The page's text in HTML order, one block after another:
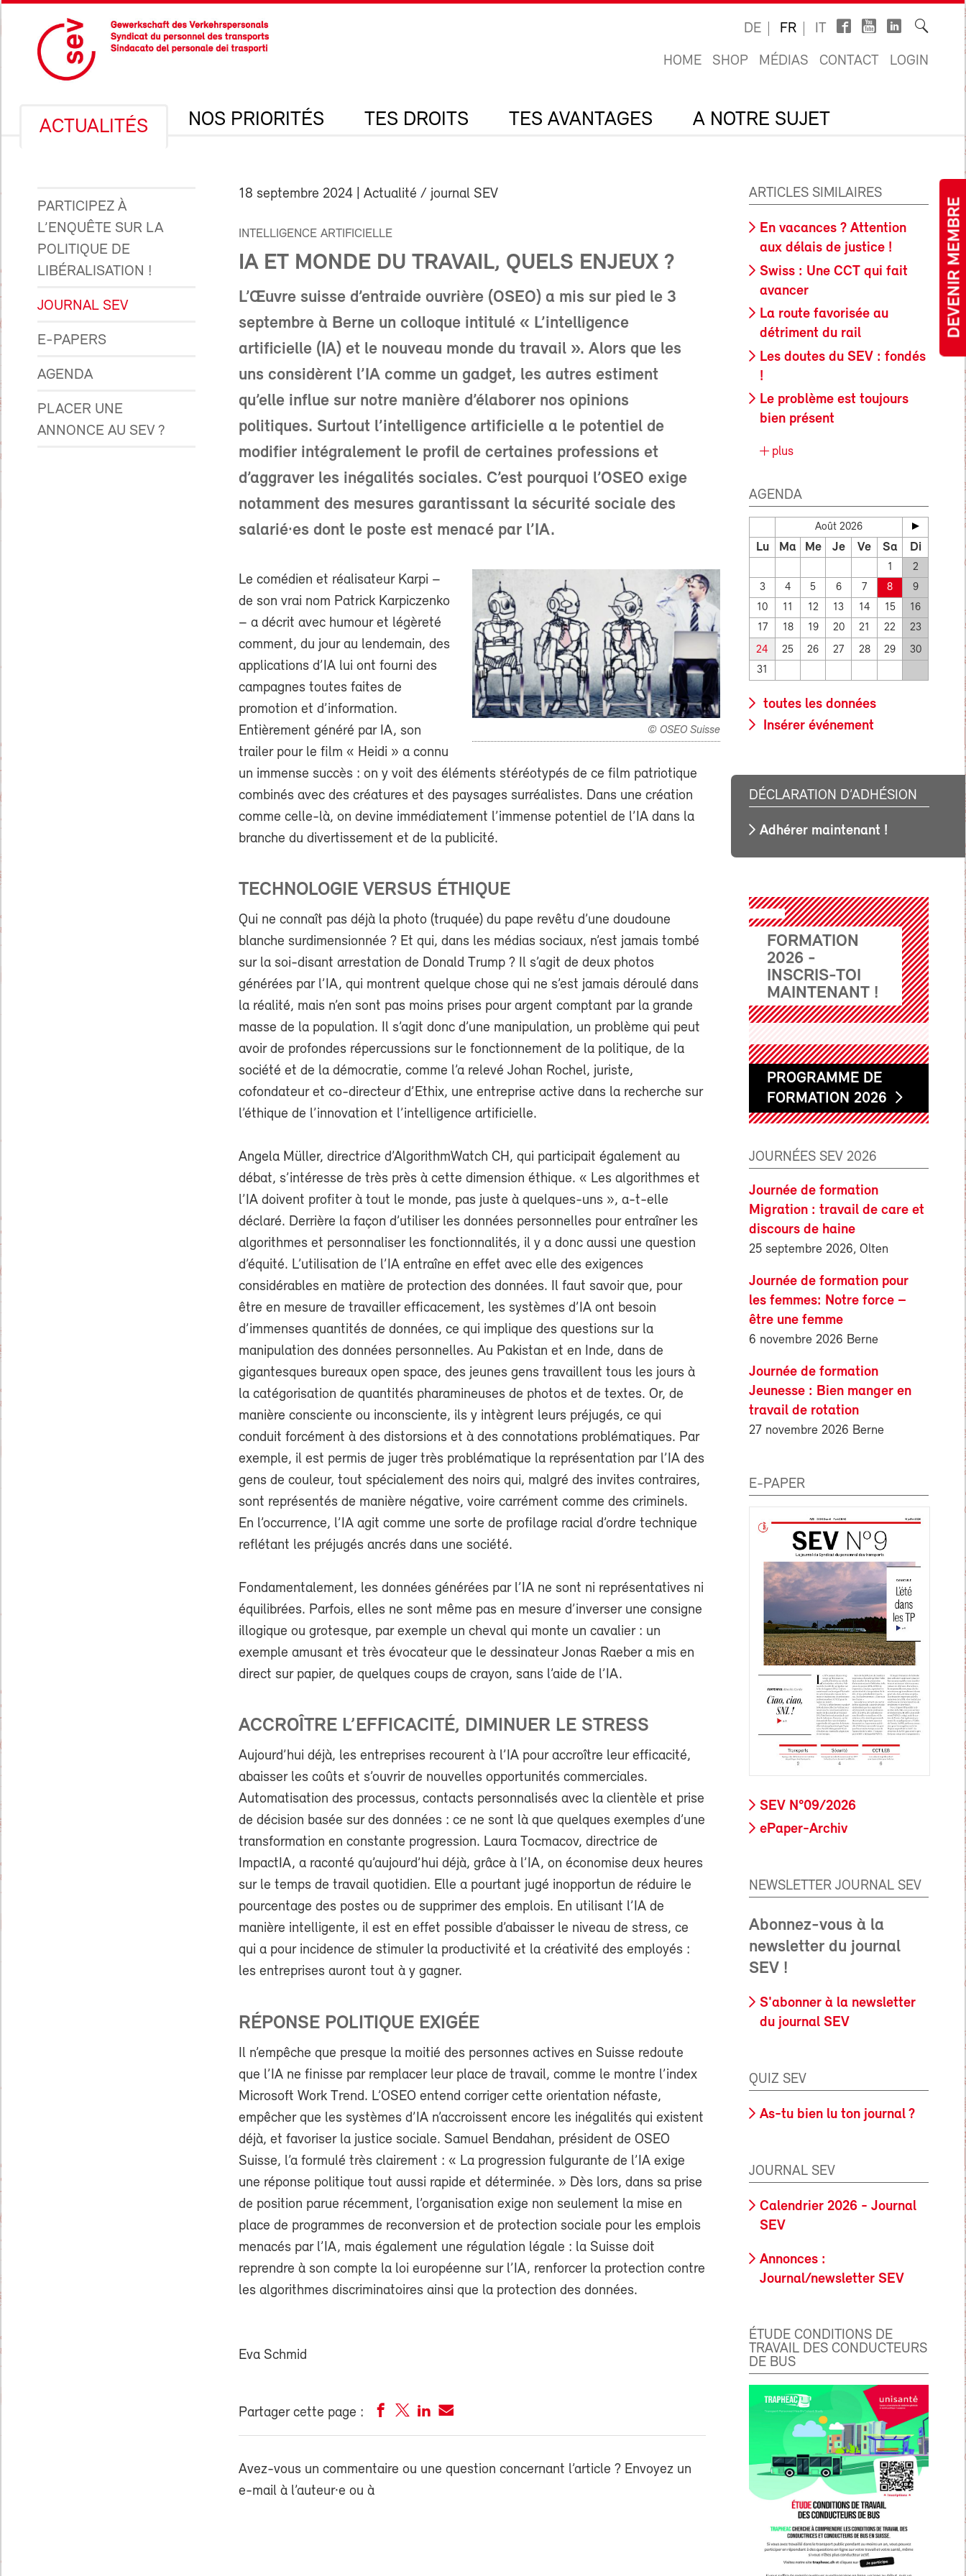
DEVENIR MEMBRE
DE FR IT
HOME SHOP MÉDIAS CONTACT LOGIN
ACTUALITÉS NOS PRIORITÉS TES DROITS TES AVANTAGES A NOTRE SUJET
PARTICIPEZ À
L’ENQUÊTE SUR LA
POLITIQUE DE
LIBÉRALISATION !
JOURNAL SEV
E-PAPERS
AGENDA
PLACER UNE
ANNONCE AU SEV ?
18 septembre 2024 | Actualité / journal SEV
INTELLIGENCE ARTIFICIELLE
IA ET MONDE DU TRAVAIL, QUELS ENJEUX ?
L’Œuvre suisse d’entraide ouvrière (OSEO) a mis sur pied le 3
septembre à Berne un colloque intitulé « L’intelligence
artificielle (IA) et le nouveau monde du travail ». Alors que les
uns considèrent l’IA comme un gadget, les autres estiment
qu’elle influe sur notre manière d’élaborer nos opinions
politiques. Surtout l’intelligence artificielle a le potentiel de
modifier intégralement le profil de certaines professions et
d’aggraver les inégalités sociales. C’est pourquoi l’OSEO exige
notamment des mesures garantissant la sécurité sociale des
salarié·es dont le poste est menacé par l’IA.
© OSEO Suisse
Le comédien et réalisateur Karpi –
de son vrai nom Patrick Karpiczenko
– a décrit avec humour et légèreté
comment, du jour au lendemain, des
applications d’IA lui ont fourni des
campagnes toutes faites de
promotion et d’information.
Entièrement généré par IA, son
trailer pour le film « Heidi » a connu
un immense succès : on y voit des éléments stéréotypés de ce film patriotique
combinés avec des créatures et des paysages surréalistes. Dans une création
comme celle-là, on devine immédiatement l’immense potentiel de l’IA dans la
branche du divertissement et de la publicité.
TECHNOLOGIE VERSUS ÉTHIQUE
Qui ne connaît pas déjà la photo (truquée) du pape revêtu d’une doudoune
blanche surdimensionnée ? Et qui, dans les médias sociaux, n’est jamais tombé
sur la soi-disant arrestation de Donald Trump ? Il s’agit de deux photos
générées par l’IA, qui montrent quelque chose qui ne s’est jamais déroulé dans
la réalité, mais n’en sont pas moins prises pour argent comptant par la grande
masse de la population. Il s’agit donc d’une manipulation, un problème qui peut
avoir de profondes répercussions sur le fonctionnement de la politique, de la
société et de la démocratie, comme l’a relevé Johan Rochel, juriste,
cofondateur et co-directeur d’Ethix, une entreprise active dans la recherche sur
l’éthique de l’innovation et l’intelligence artificielle.
Angela Müller, directrice d’AlgorithmWatch CH, qui participait également au
débat, s’intéresse de très près à cette dimension éthique. « Les algorithmes et
l’IA doivent profiter à tout le monde, pas juste à quelques-uns », a-t-elle
déclaré. Derrière la façon d’utiliser les données personnelles pour entraîner les
algorithmes et personnaliser les fonctionnalités, il y a donc aussi une question
d’équité. L’utilisation de l’IA entraîne en effet avec elle des exigences
considérables en matière de protection des données. Il faut savoir que, pour
être en mesure de travailler efficacement, les systèmes d’IA ont besoin
d’immenses quantités de données, ce qui implique des questions sur la
manipulation des données personnelles. Au Pakistan et en Inde, dans de
gigantesques bureaux open space, des jeunes gens travaillent tous les jours à
la catégorisation de quantités pharamineuses de photos et de textes. Or, de
manière consciente ou inconsciente, ils y intègrent leurs préjugés, ce qui
conduit forcément à des distorsions et à des connotations problématiques. Par
exemple, il est permis de juger très problématique la représentation par l’IA des
gens de couleur, tout spécialement des noirs qui, malgré des invites contraires,
sont représentés de manière négative, voire carrément comme des criminels.
En l’occurrence, l’IA agit comme une sorte de profilage racial d’ordre technique
reflétant les préjugés ancrés dans une société.
Fondamentalement, les données générées par l’IA ne sont ni représentatives ni
équilibrées. Parfois, elles ne sont même pas en mesure d’inverser une consigne
illogique ou grotesque, par exemple un cheval qui monte un cavalier : un
exemple amusant et très évocateur que le dessinateur Jonas Raeber a mis en
direct sur papier, de quelques coups de crayon, sans l’aide de l’IA.
ACCROÎTRE L’EFFICACITÉ, DIMINUER LE STRESS
Aujourd’hui déjà, les entreprises recourent à l’IA pour accroître leur efficacité,
abaisser les coûts et s’ouvrir de nouvelles opportunités commerciales.
Automatisation des processus, contacts personnalisés avec la clientèle et prise
de décision basée sur des données : ce ne sont là que quelques exemples d’une
transformation en constante progression. Laura Tocmacov, directrice de
ImpactIA, a raconté qu’aujourd’hui déjà, grâce à l’IA, on économise deux heures
sur le temps de travail quotidien. Elle a pourtant jugé inopportun de réduire le
pourcentage des postes ou de supprimer des emplois. En utilisant l’IA de
manière intelligente, il est en effet possible d’abaisser le niveau de stress, ce
qui a pour incidence de stimuler la productivité et la créativité des employés :
les entreprises auront tout à y gagner.
RÉPONSE POLITIQUE EXIGÉE
Il n’empêche que presque la moitié des personnes actives en Suisse redoute
que l’IA ne finisse par remplacer leur place de travail, comme le montre l’index
Microsoft Work Trend. L’OSEO entend corriger cette orientation néfaste,
empêcher que les systèmes d’IA n’accroissent encore les inégalités qui existent
déjà, et favoriser la justice sociale. Samuel Bendahan, président de OSEO
Suisse, l’a formulé très clairement : « La progression fulgurante de l’IA exige
une réponse politique tout aussi rapide et déterminée. » Dès lors, dans sa prise
de position parue récemment, l’organisation exige non seulement la mise en
place de programmes de reconversion et de protection sociale pour les emplois
menacés par l’IA, mais également une régulation légale : la Suisse doit
reprendre à son compte la loi européenne sur l’IA, renforcer la protection contre
les algorithmes discriminatoires ainsi que la protection des données.
Eva Schmid
Partager cette page :
Avez-vous un commentaire ou une question concernant l’article ? Envoyez un
e-mail à l’auteur·e ou à
ARTICLES SIMILAIRES
En vacances ? Attention
aux délais de justice !
Swiss : Une CCT qui fait
avancer
La route favorisée au
détriment du rail
Les doutes du SEV : fondés
!
Le problème est toujours
bien présent
plus
AGENDA
Août 2026
Lu Ma Me Je Ve Sa Di
1
2
3
4 5 6 7 8
9
10
11 12 13 14 15
16
17
18 19 20 21 22 23
24 25 26 27 28 29
30
31
toutes les données
Insérer événement
DÉCLARATION D’ADHÉSION
Adhérer maintenant !
FORMATION
2026 -
INSCRIS-TOI
MAINTENANT !
PROGRAMME DE
FORMATION 2026
JOURNÉES SEV 2026
Journée de formation
Migration : travail de care et
discours de haine
25 septembre 2026, Olten
Journée de formation pour
les femmes: Notre force –
être une femme
6 novembre 2026 Berne
Journée de formation
Jeunesse : Bien manger en
travail de rotation
27 novembre 2026 Berne
E-PAPER
SEV N°09/2026
ePaper-Archiv
NEWSLETTER JOURNAL SEV
Abonnez-vous à la
newsletter du journal
SEV !
S'abonner à la newsletter
du journal SEV
QUIZ SEV
As-tu bien lu ton journal ?
JOURNAL SEV
Calendrier 2026 - Journal
SEV
Annonces :
Journal/newsletter SEV
ÉTUDE CONDITIONS DE
TRAVAIL DES CONDUCTEURS
DE BUS